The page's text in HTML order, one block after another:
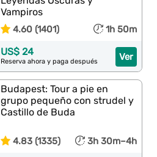
Vampiros
4.60 (1401) 1h 50m
Ver
US$ 24
Reserva ahora y paga después
Budapest: Tour a pie en
grupo pequeño con strudel y
Castillo de Buda
4.83 (1335) 3h 30m–4h